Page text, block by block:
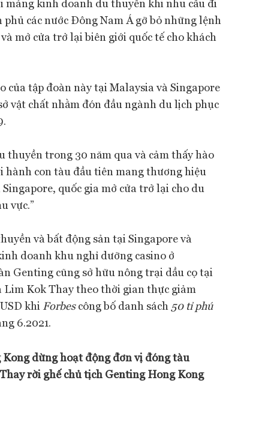
các nước Đông Nam Á gỡ bỏ những lệnh
mở cửa trở lại biên giới quốc tế cho khách
của tập đoàn này tại Malaysia và Singapore
vật chất nhằm đón đầu ngành du lịch phục
thuyền trong 30 năm qua và cảm thấy hào
con tàu đầu tiên mang thương hiệu
quốc gia mở cửa trở lại cho du
vực.”
và bất động sản tại Singapore và
doanh khu nghỉ dưỡng casino ở
Genting cũng sở hữu nông trại dầu cọ tại
Lim Kok Thay theo thời gian thực giảm
khi Forbescông bố danh sách 50 tỉ phú
6.2021.
dừng hoạt động đơn vị đóng tàu
rời ghế chủ tịch Genting Hong Kong